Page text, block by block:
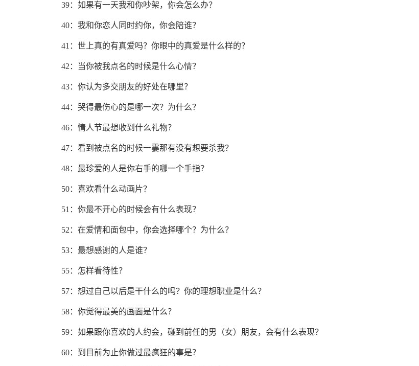
39：如果有一天我和你吵架，你会怎么办？
40：我和你恋人同时约你，你会陪谁？
41：世上真的有真爱吗？你眼中的真爱是什么样的？
42：当你被我点名的时候是什么心情？
43：你认为多交朋友的好处在哪里？
44：哭得最伤心的是哪一次？为什么？
46：情人节最想收到什么礼物？
47：看到被点名的时候一霎那有没有想要杀我？
48：最珍爱的人是你右手的哪一个手指？
50：喜欢看什么动画片？
51：你最不开心的时候会有什么表现？
52：在爱情和面包中，你会选择哪个？为什么？
53：最想感谢的人是谁？
55：怎样看待性？
57：想过自己以后是干什么的吗？你的理想职业是什么？
58：你觉得最美的画面是什么？
59：如果跟你喜欢的人约会，碰到前任的男（女）朋友，会有什么表现？
60：到目前为止你做过最疯狂的事是？